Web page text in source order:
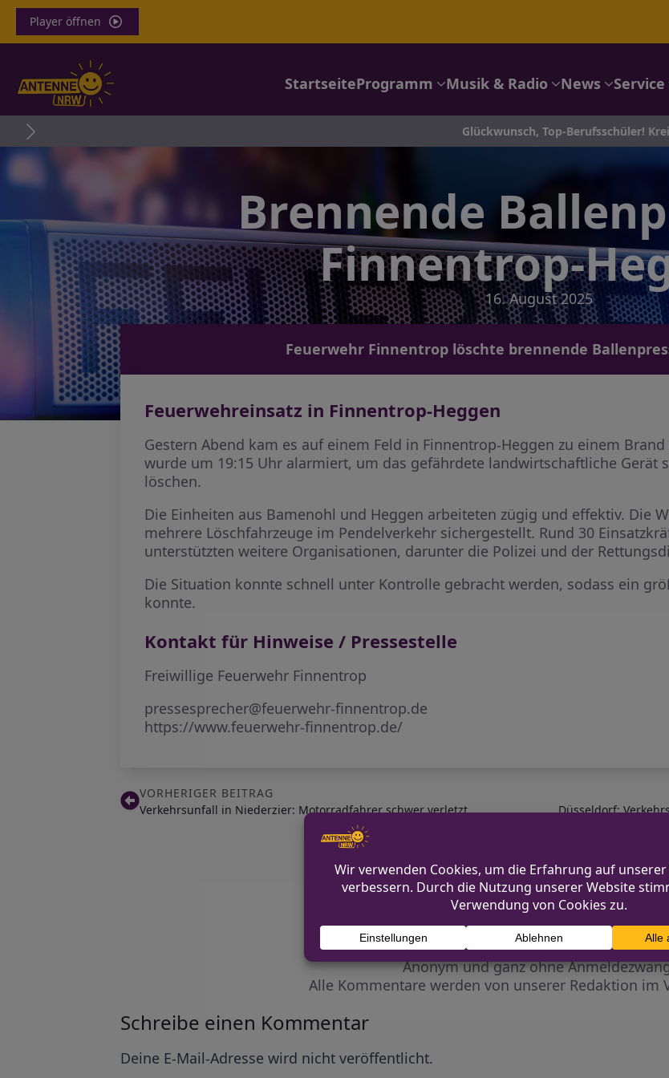
Player öffnen
StartseiteProgramm Musik & Radio News Service
Glückwunsch, Top-Berufsschüler! Kreis Mettmann
Brennende
Finnentrop-
16. August 2025
Feuerwehr Finnentrop löschte brennende
Feuerwehreinsatz in Finnentrop-Heggen
Gestern Abend kam es auf einem Feld in Finnentrop-Heggen zu einem
wurde um 19:15 Uhr alarmiert, um das gefährdete landwirtschaftliche Gerät
löschen.
Die Einheiten aus Bamenohl und Heggen arbeiteten zügig und effektiv. Die
mehrere Löschfahrzeuge im Pendelverkehr sichergestellt. Rund 30
unterstützten weitere Organisationen, darunter die Polizei und der
Die Situation konnte schnell unter Kontrolle gebracht werden, sodass ein
konnte.
Kontakt für Hinweise / Pressestelle
Freiwillige Feuerwehr Finnentrop
pressesprecher@feuerwehr-finnentrop.de
https://www.feuerwehr-finnentrop.de/
VORHERIGER BEITRAG
Verkehrsunfall in Niederzier: Motorradfahrer schwer verletzt
Düsseldorf:
Diskutiere
Anonym und ganz ohne
Alle Kommentare werden von unserer Redaktion im
Schreibe einen Kommentar
Deine E-Mail-Adresse wird nicht veröffentlicht.